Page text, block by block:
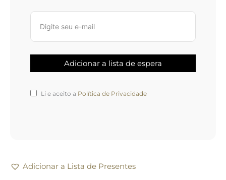
Li e aceito a Política de Privacidade
Adicionar a Lista de Presentes